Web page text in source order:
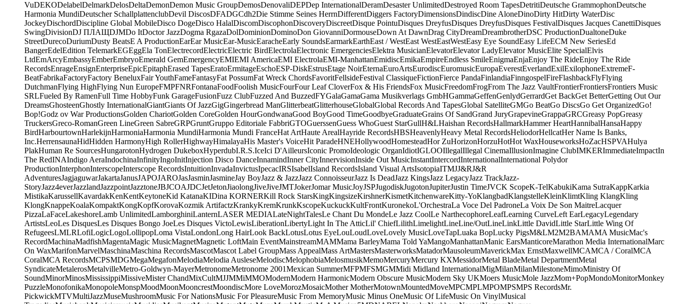
VuDEKODelabelDelmarkDelosDeltaDemonDemon Music GroupDemosDenovaliDEPDep InternationalDeramDesaster UnlimitedDestroyed Room TapesDetritiDeutsche GrammophonDeutsche
Harmonia MundiDeutscher SchallplattenclubDevil DiscosDFADGCdh2Die Stimme Seines HerrnDifferentDiggers FactoryDimensionsDindiscDine AloneDinoDirty HitDirty WaterDisc
JockeyDischordDiscipline Global MobileDisco DogeDisco HalalDiscomDiscophonDiscoveryDiscreetDisque PointuDisques DreyfusDisques DreyfusDisques FestivalDisques Jacques CanettiDisques
SwingDivisionDJ ПЛАЩDJMDo ItDoctor JazzDogma RgazaDolDominionDominoDon GiovanniDormouseDown At DawnDrag CityDreamDreambrotherDSC ProductionDualtoneDuke
StreetDurecoDuriumDusty BeatsE A ProductionEarEar MusicEar-MusicEaracheEarly SoundsEarmarkEarthEast / WestEast WestEastWestEasy Eye SoundEasy LifeECM New SeriesEd
BangerEdelEdition TelemarkEGEggEla TonElectrecordElectricElectric BirdElectrolaElectronic EmergenciesElektra MusicianElevatorElevator LadyElevator MusicElite SpecialElvis
LtdEmArcyEmbassyEmberEmbryoEmerald GemEmergencyEMIEMI AmericaEMI ElectrolaEMI-ManhattanEmidiscEmikaEmpireEndless SmileEnigmaEnjaEnjoy The RideEnjoy The Ride
RecordsEnrageEnsignEnterpriseEpicEpitaphErased TapesEratoErmitageEschoESP-DiskEstrusEtage NoirEternaEuroArtsEurodiscEuromusicEuropaEverestEverlandExilExilophoneExtremeF-
BeatFabrikaFactoryFactory BeneluxFair YouthFameFantasyFat PossumFat Wreck ChordsFavoritFellsideFestival ClassiqueFictionFierce PandaFinlandiaFinngospelFireFlashbackFlyFlying
DutchmanFlying HighFlying Nun EuropeFMPFNRFontanaFoodFoolish MusicFourFour Leaf CloverFox & His FriendsFox MusicFreedomFrogFrom The Jazz VaultFrontierFrontiersFrontiers Music
SRLFueled By RamenFull Time HobbyFunk GarageFusionFuzz ClubFuzzed And BuzzedFYGalaGamaGama Musikverlags GmbHGammaGeffenGenlydGerrardGet BackGet BetterGetting Out Our
DreamsGhosteenGhostly InternationalGiantGiants Of JazzGigGingerbread ManGlitterbeatGlitterhouseGlobalGlobal Records And TapesGlobal SatelliteGMGo BeatGo DiscsGo Get OrganizedGo!
Bop!Godz ov War ProductionsGolden ChariotGolden CoreGolden HourGondwanaGood BoyGood TimeGoodbyeGraduateGrains Of SandGrand JuryGrapevineGrappaGRCGreasy PopGreasy
TruckersGreco-RomanGreen LineGreen SabreGRPGruntGruppo Editoriale FabbriGTOGuerssenGuess WhoGuest StarGullH&LHaishan RecordsHallmarkHammer HeartHannibalHansaHappy
BirdHarbourtownHarlekijnHarmoniaHarmonia MundiHarmonia Mundi FranceHat ArtHaute ArealHayride RecordsHBSHeavenlyHeavy Metal RecordsHeliodorHellcatHer Name Is Banks,
Inc.HerrensaunaHidHidden HarmonyHigh RollerHighwayHimalayaHis Master's VoiceHit ParadeHNEHollywoodHomesteadHor ZuHorizonHorzuHotHot WaxHouseworksHoZacHSPVAHulya
PlakHuman Re SourcesHungarotonHydrogen DukeboxHyperdubI.R.S.IceIci D'AilleursIconic PromoIdeologic OrganIdiotIGLOOIllegalIllegal CinemaIllusionImagine ClubIMKERImmediateImpactIn
The RedINAIndigo AeraIndochinaInfinityIngoInitInjection Disco DanceInnamindInner CityInnervisionInside Out MusicInstantIntercordInternationalInternational Polydor
ProductionInterphonInterscopeInterscope RecordsIntuitionInvadaInvictusIpecacIRSIsabelIsland RecordsIsland Visual ArtsIsotopiaITMJJ&RJ&R
AdventuresJagjaguwarJakartaJanusJAPOJAROJasJasminJasmineJay BoyJazz & JazzJazz ConnoisseurJazz Is DeadJazz KingsJazz LegacyJazz TrackJazz-
StoryJazz4everJazzlandJazzpointJazztoneJBJCOAJDCJetJetonJiaolongJiveJiveJMTJokerJomar MusicJoyJSPJugodiskJugotonJupiterJustin TimeJVCK ScopeK-TelKabukiKama SutraKappKarkia
MistikaKarussellKavardakKenKentKeytoneKid KatanaKIDina KORNERKill Rock StarsKingKingsizeKirshnerKismetKitchenwareKitty-YoKlangbadKlangstelleKleinKlimtKling KlangKling
KlongKnappeKoalaKompaktKongKopfKorovaKozmik ArtifactzKrankyKremKrunkKscopeKuckuckKultFrontKuronekoL'OrchestraLa Voce Del PadroneLa Voix De Son MaitreLacquer
PizzaLaFaceLakeshoreLamb UnlimitedLamborghiniLanternLASER MEDIALateNightTalesLe Chant Du MondeLe Jazz CoolLe NarthecophoreLeafLearning CurveLeft EarLegacyLegendary
ArtistsLeoLes DisquesLes Disques Bongo JoeLes Disques VictoLewisLiberationLibertyLight In The AtticLil' ChiefLilithLimelightLineLine/OutLineLinkLittle DavidLittle StarLittle Wing Of
RefugeesLMLRLofiLogicLogoLollipopLoma VistaLondonLong HairLook BackLotusLotus EyeLouLoudLoveLovely MusicLoveTapLuaka BopLucky PigsM&LM2M2BAMAMA MusicMac's
RecordMachinaMadfishMagentaMagic MusicMagnetMagnetic LoftMain EventMainstreamMAMMama BarleyMama Told YaMangoManhattanManic EarsManticoreMarathon Media InternationalMarc
On WaxMarifonMarvelMaschinaMaschina RecordsMascotMascot Label GroupMass AppealMass ArtMastersMasterworksMatadorMausoleumMaverickMax ErnstMaxwellMCAMCA / CoralMCA
CoralMCA RecordsMCPSMDGMegaMegafonMelodiaMelodia AusleseMelodiscMelophobiaMelosmusikMemoMercuryMercury KXMessidorMetal BladeMetal DepartmentMetal
SyndicateMetalerosMetalvilleMetro-Goldwyn-MayerMetronomeMetronome 2001Mexican SummerMFPMFSMGMMidi Midland InternationalMigMilanMilanMilestoneMimoMinistry Of
SoundMinorMinosMississippiMissiveMister ChandMixCultMJJMMiMMOModernModern HarmonicModern Obscure MusicModern Sky UKMoers MusicMole JazzMom+PopMondoMonitorMonkey
PuzzleMonofonikaMonopoleMonspMoodMoonMooncrestMoondiscMore LoveMorozMosaicMother MotherMotownMountedMoveMPCMPLMPOMPSMPS RecordsMr.
PickwickMTVMultiJazzMuseMushroomMusic For NationsMusic For PleasureMusic From MemoryMusic Minus OneMusic Of LifeMusic On VinylMusical